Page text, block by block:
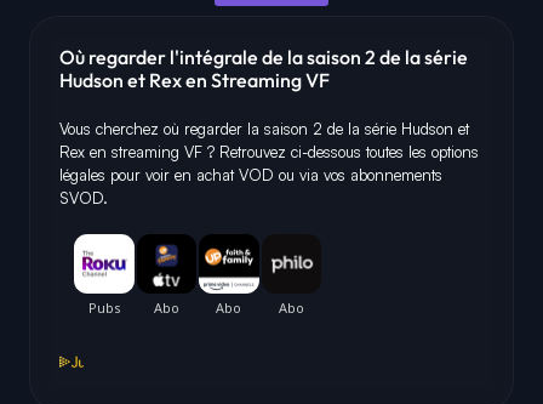
Où regarder l'intégrale de la saison 2 de la série
Hudson et Rex en Streaming VF
Vous cherchez où regarder la saison 2 de la série Hudson et
Rex en streaming VF ? Retrouvez ci-dessous toutes les options
légales pour voir en achat VOD ou via vos abonnements
SVOD.